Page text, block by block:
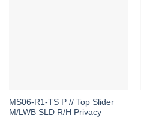
MS06-R1-TS P // Top Slider
M/LWB SLD R/H Privacy